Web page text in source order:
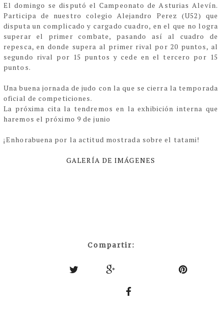
El domingo se disputó el Campeonato de Asturias Alevín.
Participa de nuestro colegio Alejandro Perez (U52) que
disputa un complicado y cargado cuadro, en el que no logra
superar el primer combate, pasando así al cuadro de
repesca, en donde supera al primer rival por 20 puntos, al
segundo rival por 15 puntos y cede en el tercero por 15
puntos.
Una buena jornada de judo con la que se cierra la temporada
oficial de competiciones.
La próxima cita la tendremos en la exhibición interna que
haremos el próximo 9 de junio
¡Enhorabuena por la actitud mostrada sobre el tatami!
GALERÍA DE IMÁGENES
Compartir: